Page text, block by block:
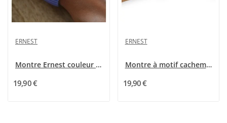
ERNEST
Montre Ernest couleur lilas uni
19,90 €
ERNEST
Montre à motif cachemire de chez Ernest
19,90 €